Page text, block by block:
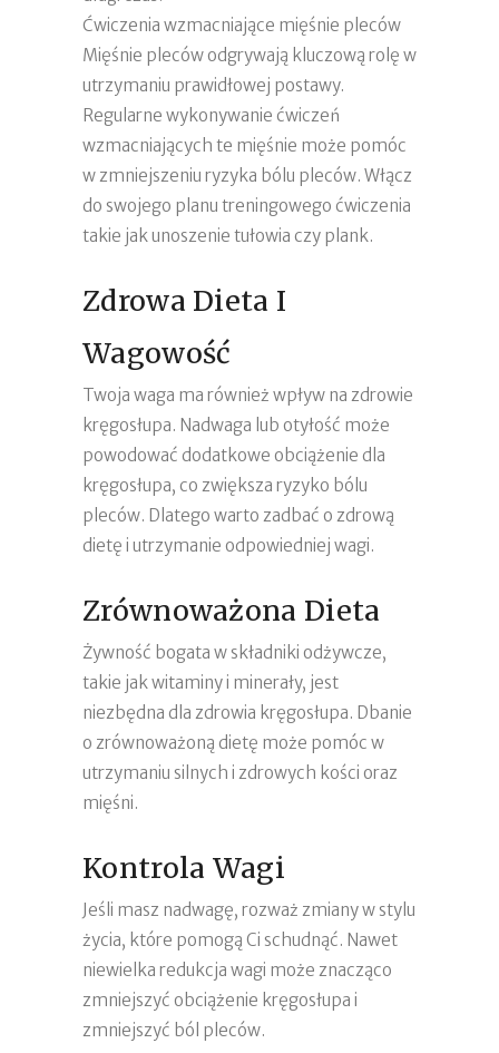
Ćwiczenia wzmacniające mięśnie pleców
Mięśnie pleców odgrywają kluczową rolę w
utrzymaniu prawidłowej postawy.
Regularne wykonywanie ćwiczeń
wzmacniających te mięśnie może pomóc
w zmniejszeniu ryzyka bólu pleców. Włącz
do swojego planu treningowego ćwiczenia
takie jak unoszenie tułowia czy plank.
Zdrowa Dieta I
Wagowość
Twoja waga ma również wpływ na zdrowie
kręgosłupa. Nadwaga lub otyłość może
powodować dodatkowe obciążenie dla
kręgosłupa, co zwiększa ryzyko bólu
pleców. Dlatego warto zadbać o zdrową
dietę i utrzymanie odpowiedniej wagi.
Zrównoważona Dieta
Żywność bogata w składniki odżywcze,
takie jak witaminy i minerały, jest
niezbędna dla zdrowia kręgosłupa. Dbanie
o zrównoważoną dietę może pomóc w
utrzymaniu silnych i zdrowych kości oraz
mięśni.
Kontrola Wagi
Jeśli masz nadwagę, rozważ zmiany w stylu
życia, które pomogą Ci schudnąć. Nawet
niewielka redukcja wagi może znacząco
zmniejszyć obciążenie kręgosłupa i
zmniejszyć ból pleców.